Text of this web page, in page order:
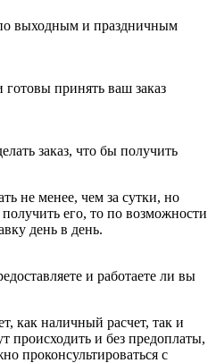
выходным и праздничным
принять ваш заказ
заказ, что бы получить
не менее, чем за сутки, но
его, то по возможности
день в день.
и работаете ли вы
как наличный расчет, так и
происходить и без предоплаты,
проконсультироваться с